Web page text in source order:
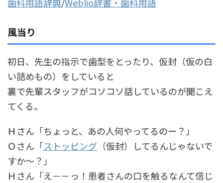
風当り
初日、先生の指示で歯型をとったり、仮封（仮の白
い詰めもの）をしていると
裏で先輩スタッフがコソコソ話しているのが聞こえ
てくる。
Ｈさん「ちょっと、あの人何やってるのー？」
Ｏさん「ストッピング （仮封）してるんじゃないで
すか～？」
Ｈさん「え－－っ！患者さんの口を触るなんて信じ